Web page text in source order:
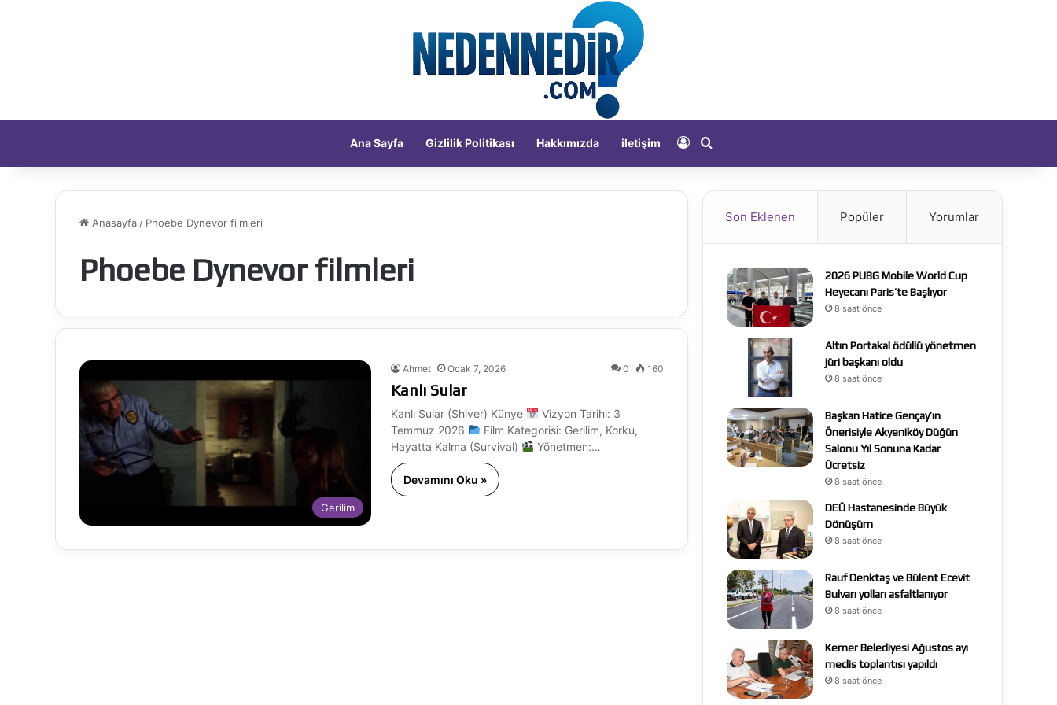
Ana Sayfa Gizlilik Politikası Hakkımızda iletişim Kayıt Ol
Anasayfa / Phoebe Dynevor filmleri
Phoebe Dynevor filmleri
Gerilim
Ahmet Ocak 7, 2026 0 160
Kanlı Sular
Kanlı Sular (Shiver) Künye
Vizyon Tarihi: 3
Temmuz 2026
Film Kategorisi: Gerilim, Korku,
Hayatta Kalma (Survival)
Yönetmen:…
Devamını Oku »
Son Eklenen Popüler Yorumlar
2026 PUBG Mobile World Cup
Heyecanı Paris’te Başlıyor
8 saat önce
Altın Portakal ödüllü yönetmen
jüri başkanı oldu
8 saat önce
Başkan Hatice Gençay’ın
Önerisiyle Akyeniköy Düğün
Salonu Yıl Sonuna Kadar
Ücretsiz
8 saat önce
DEÜ Hastanesinde Büyük
Dönüşüm
8 saat önce
Rauf Denktaş ve Bülent Ecevit
Bulvarı yolları asfaltlanıyor
8 saat önce
Kemer Belediyesi Ağustos ayı
meclis toplantısı yapıldı
8 saat önce